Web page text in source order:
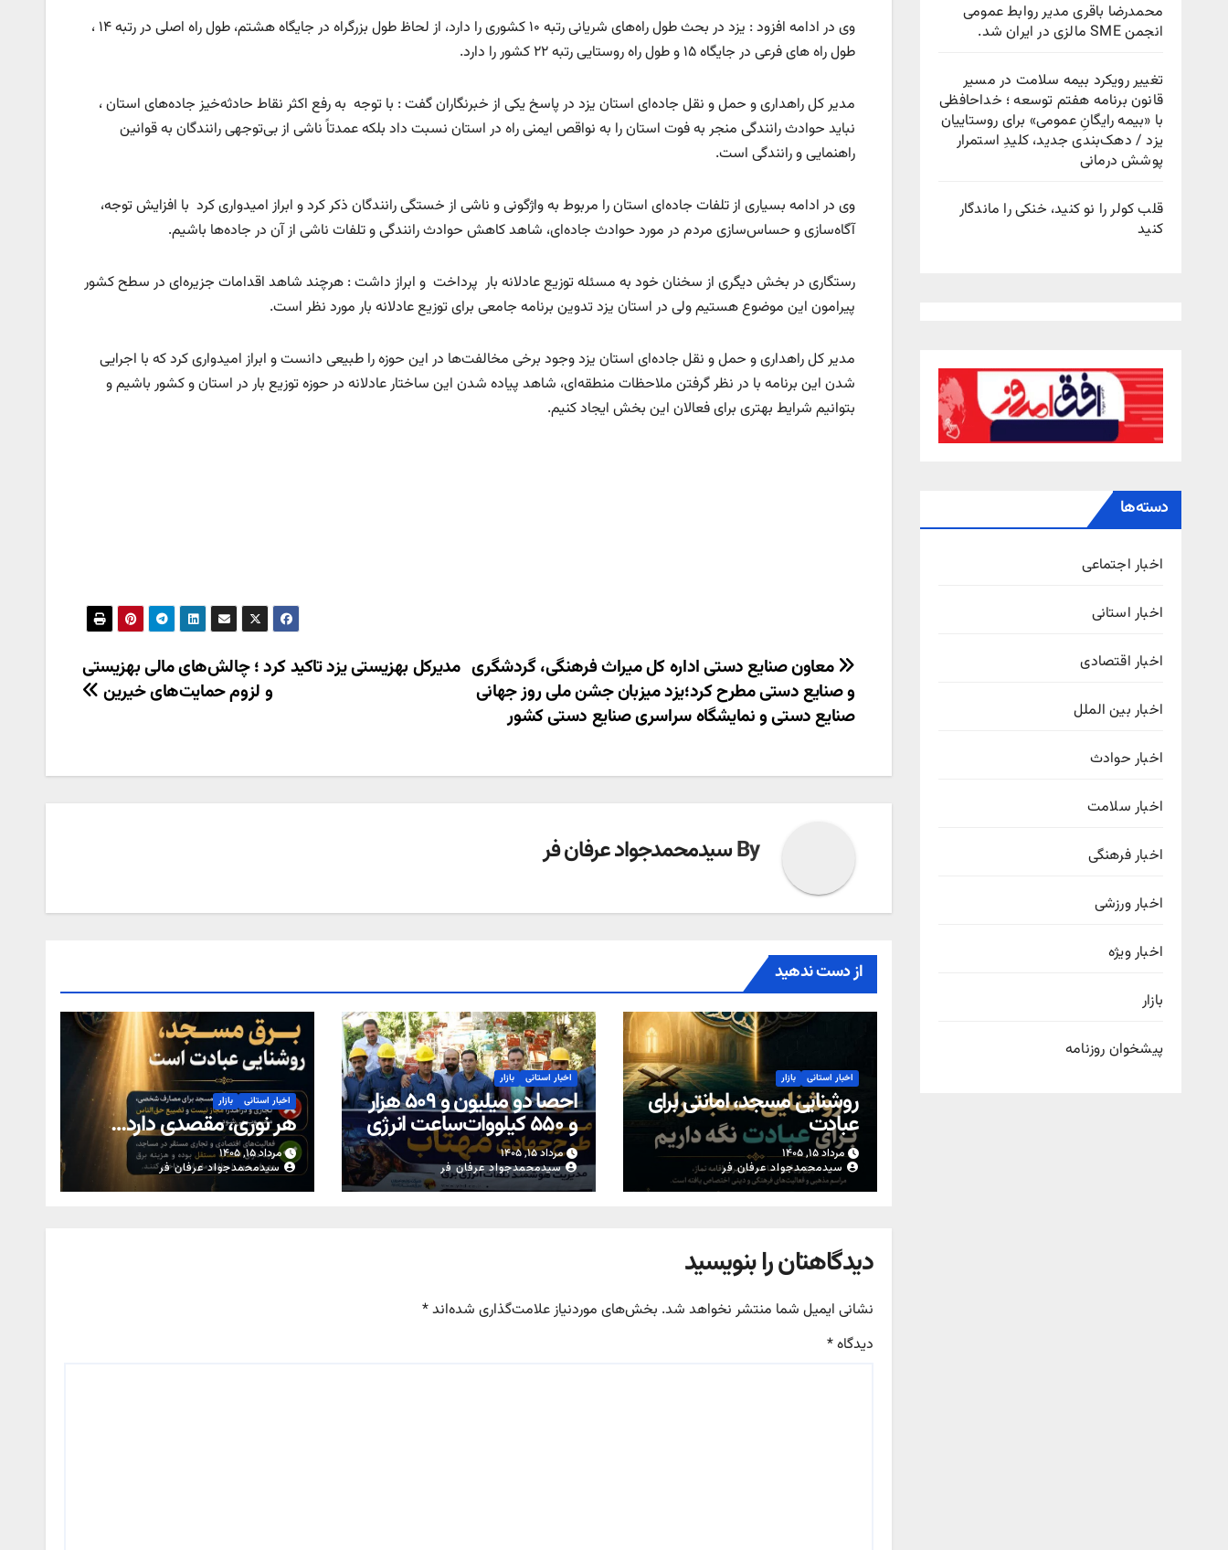
محمدرضا باقری مدیر روابط عمومی
انجمن SME مالزی در ایران شد.
تغییر رویکرد بیمه سلامت در مسیر
قانون برنامه هفتم توسعه ؛ خداحافظی
با «بیمه رایگانِ عمومی» برای روستاییان
یزد / دهک‌بندی جدید، کلیدِ استمرار
پوشش درمانی
قلب کولر را نو کنید، خنکی را ماندگار
کنید
دسته‌ها
اخبار اجتماعی
اخبار استانی
اخبار اقتصادی
اخبار بین الملل
اخبار حوادث
اخبار سلامت
اخبار فرهنگی
اخبار ورزشی
اخبار ویژه
بازار
پیشخوان روزنامه
وی در ادامه افزود : یزد در بحث طول راه‌های شریانی رتبه ۱۰ کشوری را دارد، از لحاظ طول بزرگراه در جایگاه هشتم، طول راه اصلی در رتبه ۱۴ ،‌
طول راه های فرعی در جایگاه ۱۵ و طول راه روستایی رتبه ۲۲ کشور را دارد.
مدیر کل راهداری و حمل و نقل جاده‌ای استان یزد در پاسخ یکی از خبرنگاران گفت : با توجه به رفع اکثر نقاط حادثه‌خیز جاده‌های استان ،
نباید حوادث رانندگی منجر به فوت استان را به نواقص ایمنی راه در استان نسبت داد بلکه عمدتاً ناشی از بی‌توجهی رانندگان به قوانین
راهنمایی و رانندگی است.
وی در ادامه بسیاری از تلفات جاده‌ای استان را مربوط به واژگونی و ناشی از خستگی رانندگان ذکر کرد و ابراز امیدواری کرد با افزایش توجه،
آگاه‌سازی و حساس‌سازی مردم در مورد حوادث جاده‌ای، شاهد کاهش حوادث رانندگی و تلفات ناشی از آن در جاده‌ها باشیم.
رستگاری در بخش دیگری از سخنان خود به مسئله توزیع عادلانه بار پرداخت و ابراز داشت : هرچند شاهد اقدامات جزیره‌ای در سطح کشور
پیرامون این موضوع هستیم ولی در استان یزد تدوین برنامه جامعی برای توزیع عادلانه بار مورد نظر است.
مدیر کل راهداری و حمل و نقل جاده‌ای استان یزد وجود برخی مخالفت‌ها در این حوزه را طبیعی دانست و ابراز امیدواری کرد که با اجرایی
شدن این برنامه با در نظر گرفتن ملاحظات منطقه‌ای، شاهد پیاده شدن این ساختار عادلانه در حوزه توزیع بار در استان و کشور باشیم و
بتوانیم شرایط بهتری برای فعالان این بخش ایجاد کنیم.
راهبری
نوشته
مدیرکل بهزیستی یزد تاکید کرد ؛ چالش‌های مالی بهزیستی
و لزوم حمایت‌های خیرین
معاون صنایع دستی اداره کل میراث فرهنگی، گردشگری
و صنایع دستی مطرح کرد؛یزد میزبان جشن ملی روز جهانی
صنایع دستی و نمایشگاه سراسری صنایع دستی کشور
Byسیدمحمدجواد عرفان فر
از دست ندهید
اخبار استانی بازار
روشنایی مسجد، امانتی برای
عبادت
مرداد ۱۵, ۱۴۰۵
سیدمحمدجواد عرفان فر
اخبار استانی بازار
احصا دو میلیون و ۵۰۹ هزار
و ۵۵۰ کیلووات‌ساعت انرژی
از محل تعویض کنتورهای
معیوب در یزد
مرداد ۱۵, ۱۴۰۵
سیدمحمدجواد عرفان فر
اخبار استانی بازار
هر نوری، مقصدی دارد…
مرداد ۱۵, ۱۴۰۵
سیدمحمدجواد عرفان فر
دیدگاهتان را بنویسید
نشانی ایمیل شما منتشر نخواهد شد. بخش‌های موردنیاز علامت‌گذاری شده‌اند*
دیدگاه*